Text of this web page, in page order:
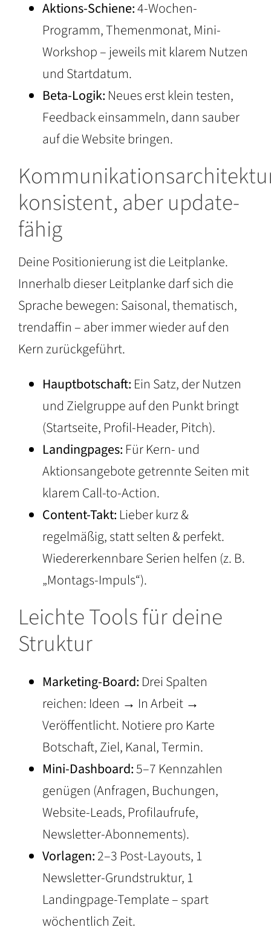
Aktions-Schiene:4-Wochen-
Programm, Themenmonat, Mini-
Workshop – jeweils mit klarem Nutzen
und Startdatum.
Beta-Logik: Neues erst klein testen,
Feedback einsammeln, dann sauber
auf die Website bringen.
konsistent, aber update-
fähig
Deine Positionierung ist die Leitplanke.
Innerhalb dieser Leitplanke darf sich die
Sprache bewegen: Saisonal, thematisch,
trendaffin – aber immer wieder auf den
Kern zurückgeführt.
Hauptbotschaft: Ein Satz, der Nutzen
und Zielgruppe auf den Punkt bringt
(Startseite, Profil-Header, Pitch).
Landingpages: Für Kern- und
Aktionsangebote getrennte Seiten mit
klarem Call-to-Action.
Content-Takt: Lieber kurz &
regelmäßig, statt selten & perfekt.
Wiedererkennbare Serien helfen (z. B.
„Montags-Impuls“).
Leichte Tools für deine
Struktur
Marketing-Board: Drei Spalten
reichen: Ideen → In Arbeit →
Veröffentlicht. Notiere pro Karte
Botschaft, Ziel, Kanal, Termin.
Mini-Dashboard:5–7 Kennzahlen
genügen (Anfragen, Buchungen,
Website-Leads, Profilaufrufe,
Newsletter-Abonnements).
Vorlagen:2–3 Post-Layouts, 1
Newsletter-Grundstruktur, 1
Landingpage-Template – spart
wöchentlich Zeit.